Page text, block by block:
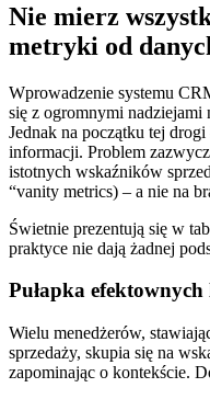
Nie mierz
metryki od
Wprowadzenie systemu
się z ogromnymi nadziejami
Jednak na początku tej
informacji. Problem
istotnych wskaźników
“vanity metrics) – a nie na
Świetnie prezentują się w
praktyce nie dają żadnej
Pułapka efektownych
Wielu menedżerów,
sprzedaży, skupia się na
zapominając o kontekście.